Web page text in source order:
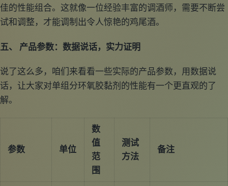
佳的性能组合。这就像一位经验丰富的调酒师，需要不断尝
试和调整，才能调制出令人惊艳的鸡尾酒。
五、 产品参数：数据说话，实力证明
说了这么多，咱们来看看一些实际的产品参数，用数据说
话，让大家对单组分环氧胶黏剂的性能有一个更直观的了
解。
参数 单位
数
值
范
围
测试
方法
备注